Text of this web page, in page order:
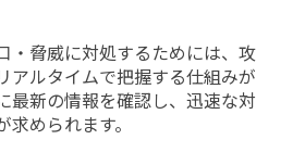
・脅威に対処するためには、攻
アルタイムで把握する仕組みが
最新の情報を確認し、迅速な対
められます。